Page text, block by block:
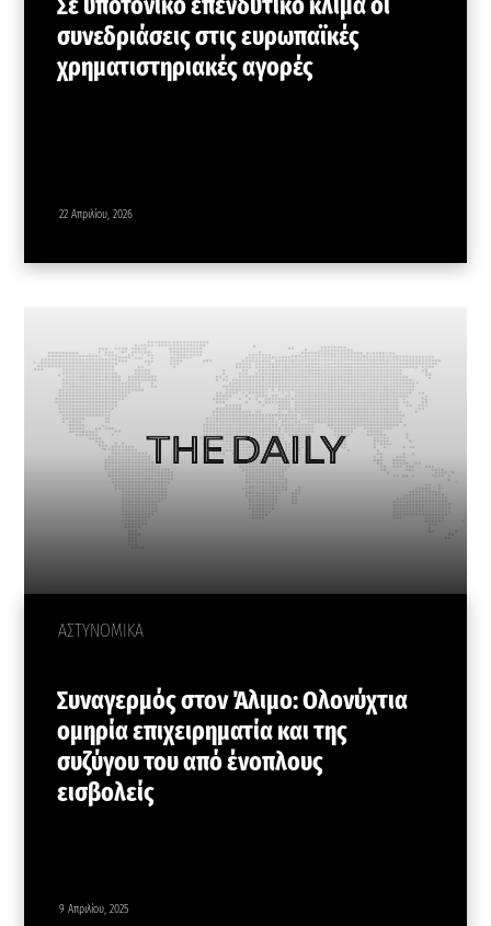
συνεδριάσεις στις ευρωπαϊκές
χρηματιστηριακές αγορές
22 Απριλίου, 2026
ΑΣΤΥΝΟΜΙΚΑ
Συναγερμός στον Άλιμο: Ολονύχτια
ομηρία επιχειρηματία και της
συζύγου του από ένοπλους
εισβολείς
9 Απριλίου, 2025